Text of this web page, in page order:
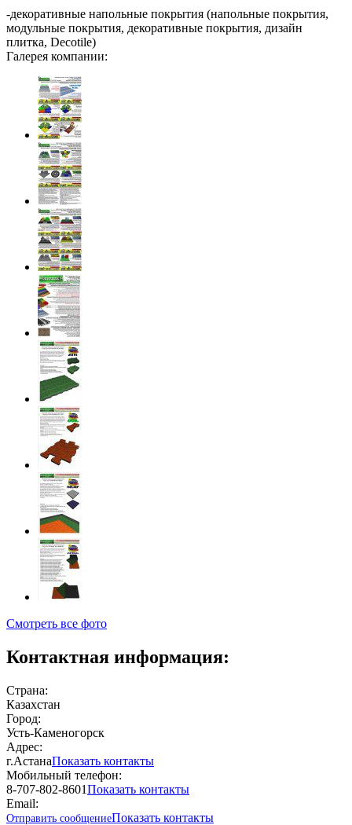
-декоративные напольные покрытия (напольные покрытия,
модульные покрытия, декоративные покрытия, дизайн
плитка, Decotile)
Галерея компании:
Смотреть все фото
Контактная информация:
Страна:
Казахстан
Город:
Усть-Каменогорск
Адрес:
г.АстанаПоказать контакты
Мобильный телефон:
8-707-802-8601Показать контакты
Email:
Отправить сообщениеПоказать контакты